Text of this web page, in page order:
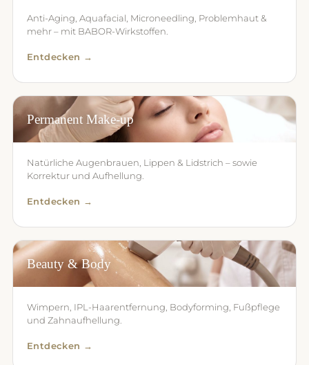
Anti-Aging, Aquafacial, Microneedling, Problemhaut &
mehr – mit BABOR-Wirkstoffen.
Entdecken →
Permanent Make-up
Natürliche Augenbrauen, Lippen & Lidstrich – sowie
Korrektur und Aufhellung.
Entdecken →
Beauty & Body
Wimpern, IPL-Haarentfernung, Bodyforming, Fußpflege
und Zahnaufhellung.
Entdecken →